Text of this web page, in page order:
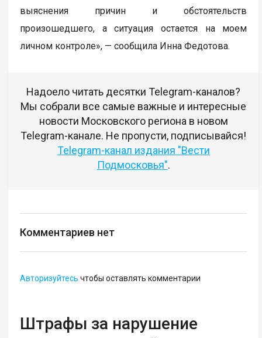
выяснения причин и обстоятельств
произошедшего, а ситуация остается на моем
личном контроле», — сообщила Инна Федотова.
Надоело читать десятки Telegram-каналов?
Мы собрали все самые важные и интересные
новости Московского региона в новом
Telegram-канале. Не пропусти, подписывайся!
Telegram-канал издания "Вести
Подмосковья".
Комментариев нет
Авторизуйтесь чтобы оставлять комментарии
Штрафы за нарушение